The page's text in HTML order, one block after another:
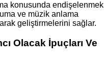
konusunda endişelenmek
ve müzik anlama
geliştirmelerini sağlar.
Olacak İpuçları Ve